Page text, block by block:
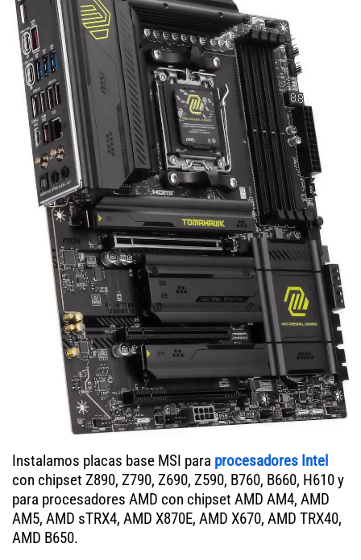
Instalamos placas base MSI para procesadores Intel
con chipset Z890, Z790, Z690, Z590, B760, B660, H610 y
para procesadores AMD con chipset AMD AM4, AMD
AM5, AMD sTRX4, AMD X870E, AMD X670, AMD TRX40,
AMD B650.